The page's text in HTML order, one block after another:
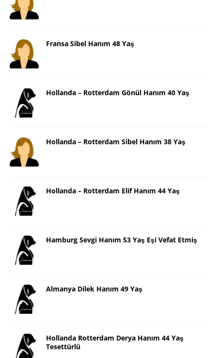
Fransa Sibel Hanım 48 Yaş
Hollanda – Rotterdam Gönül Hanım 40 Yaş
Hollanda – Rotterdam Sibel Hanım 38 Yaş
Hollanda – Rotterdam Elif Hanım 44 Yaş
Hamburg Sevgi Hanım 53 Yaş Eşi Vefat Etmiş
Almanya Dilek Hanım 49 Yaş
Hollanda Rotterdam Derya Hanım 44 Yaş
Tesettürlü